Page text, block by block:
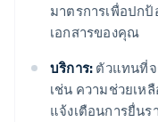
มาตรการเพื่อปก
เอกสารของคุณ
บริการ: ตัวแทนที่จ
เช่น ความช่วยเห
แจ้งเตือนการยื่นร